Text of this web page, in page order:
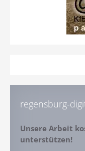
regensburg-
Unsere Arbeit
unterstützen!